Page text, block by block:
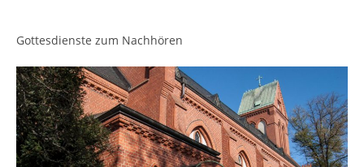
Gottesdienste zum Nachhören